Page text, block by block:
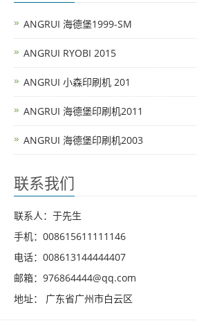
ANGRUI 海德堡1999-SM
ANGRUI RYOBI 2015
ANGRUI 小森印刷机 201
ANGRUI 海德堡印刷机2011
ANGRUI 海德堡印刷机2003
联系我们
联系人：于先生
手机：008615611111146
电话：008613144444407
邮箱：976864444@qq.com
地址： 广东省广州市白云区